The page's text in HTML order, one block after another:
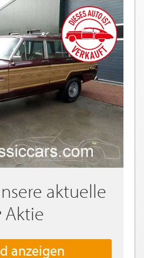
aktuelle
Aktie
anzeigen